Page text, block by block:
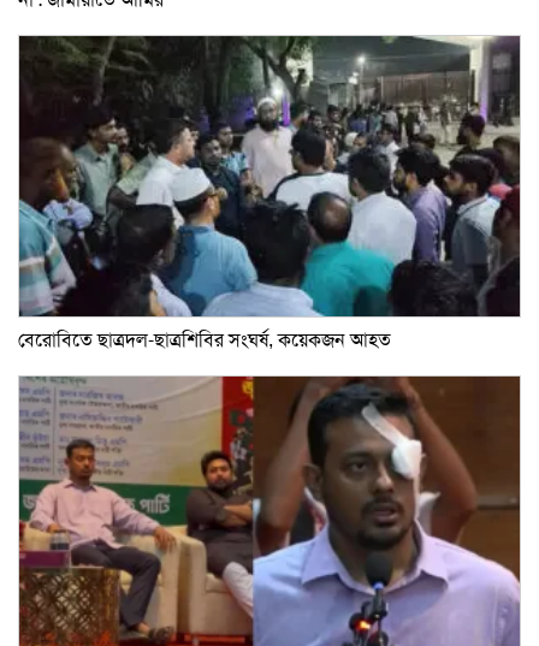
বেরোবিতে ছাত্রদল-ছাত্রশিবির সংঘর্ষ, কয়েকজন আহত